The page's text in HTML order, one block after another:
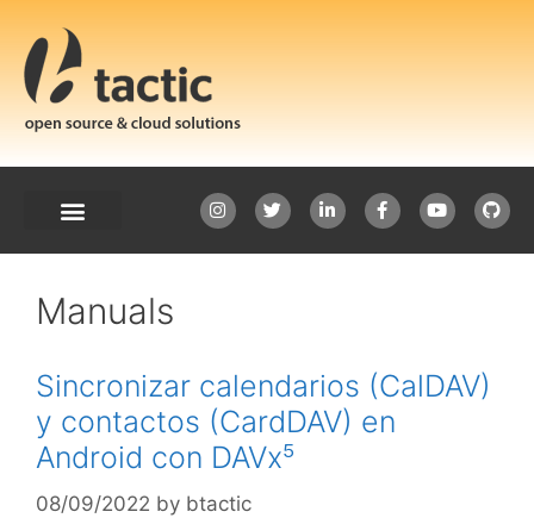
Manuals
Sincronizar calendarios (CalDAV)
y contactos (CardDAV) en
Android con DAVx⁵
08/09/2022 by btactic